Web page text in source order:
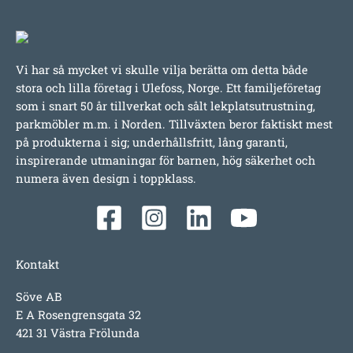
Vi har så mycket vi skulle vilja berätta om detta både
stora och lilla företag i Ulefoss, Norge. Ett familjeföretag
som i snart 50 år tillverkat och sålt lekplatsutrustning,
parkmöbler m.m. i Norden. Tillväxten beror faktiskt mest
på produkterna i sig; underhållsfritt, lång garanti,
inspirerande utmaningar för barnen, hög säkerhet och
numera även design i toppklass.
Kontakt
Söve AB
E A Rosengrensgata 32
421 31 Västra Frölunda